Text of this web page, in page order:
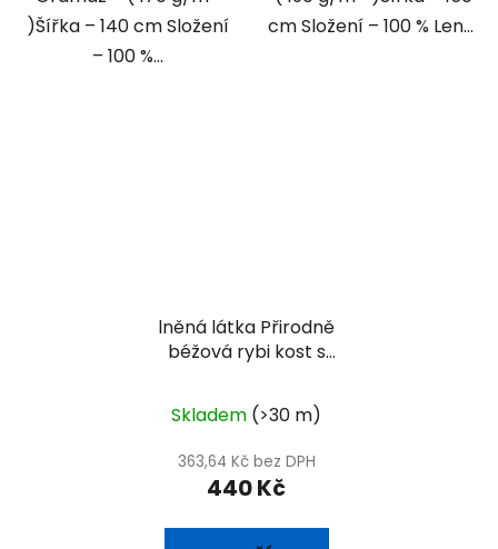
)Šířka – 140 cm Složení
– 100 %...
cm Složení – 100 % Len...
lněná látka Přirodně
béžová rybi kost s
Skladem (>30 m)
363,64 Kč bez DPH
440 Kč